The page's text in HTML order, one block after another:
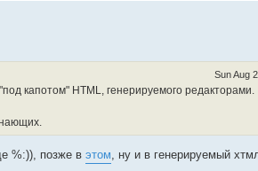
Sun Aug
капотом" HTML, генерируемого редакторами.
%:)), позже в этом , ну и в генерируемый